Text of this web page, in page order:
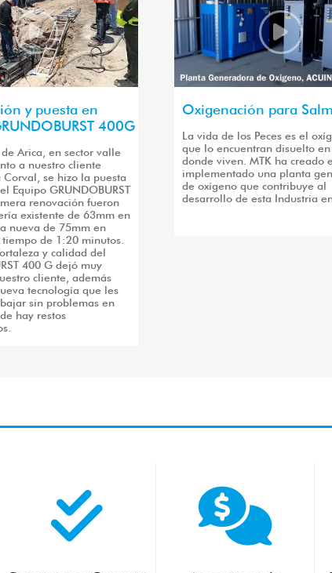
y puesta en
400G
Arica, en sector valle
a nuestro cliente
Corval, se hizo la puesta
Equipo GRUNDOBURST
renovación fueron
existente de 63mm en
nueva de 75mm en
tiempo de 1:20 minutos.
y calidad del
400 G dejó muy
cliente, además
tecnología que les
sin problemas en
hay restos
Oxigenación para
La vida de los Peces es el
que lo encuentran disuelto
donde viven. MTK ha creado
implementado una planta
de oxígeno que contribuye al
desarrollo de esta Industria